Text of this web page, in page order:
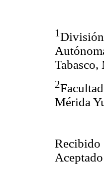
1
Tabasco,
2
Mérida
Recibido